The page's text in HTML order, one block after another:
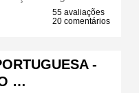
55 avaliações
20 comentários
-
…